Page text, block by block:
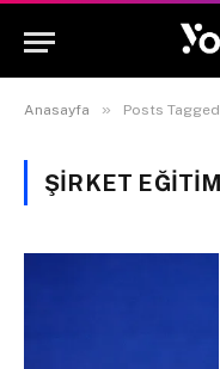
Anasayfa » Posts
ŞIRKET